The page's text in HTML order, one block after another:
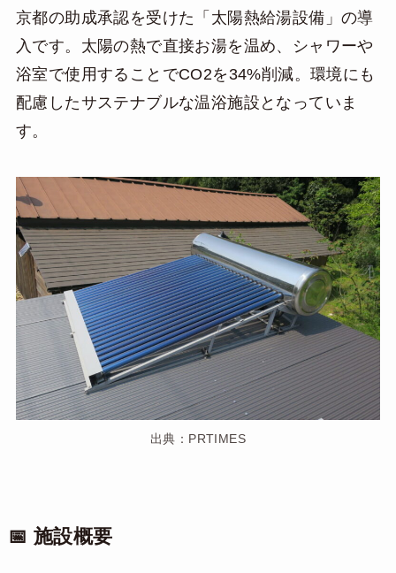
京都の助成承認を受けた「太陽熱給湯設備」の導
入です。太陽の熱で直接お湯を温め、シャワーや
浴室で使用することでCO2を34%削減。環境にも
配慮したサステナブルな温浴施設となっていま
す。
出典：PRTIMES
📅 施設概要